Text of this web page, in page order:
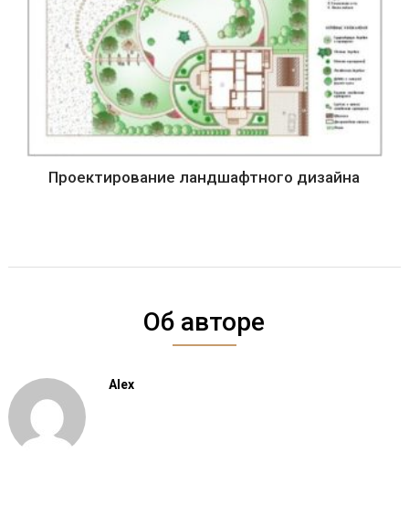
Проектирование ландшафтного дизайна
Об авторе
Alex